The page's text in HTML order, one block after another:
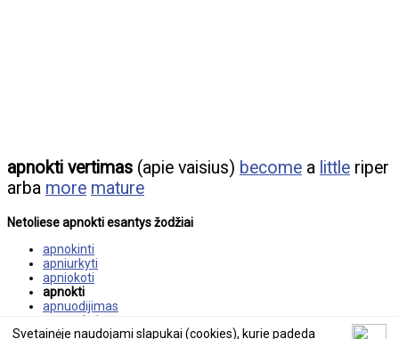
Svetainėje naudojami slapukai (cookies), kurie padeda
apnokti vertimas (apie vaisius) become a little riper
arba more mature
Netoliese apnokti esantys žodžiai
apnokinti
apniurkyti
apniokoti
apnokti
apnuodijimas
apnuodyti
apnuoginimas